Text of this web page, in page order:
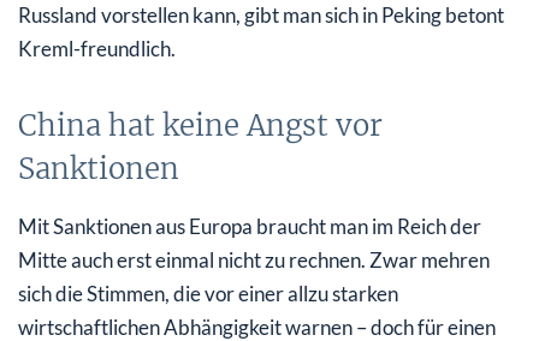
Russland vorstellen kann, gibt man sich in Peking betont
Kreml-freundlich.
China hat keine Angst vor
Sanktionen
Mit Sanktionen aus Europa braucht man im Reich der
Mitte auch erst einmal nicht zu rechnen. Zwar mehren
sich die Stimmen, die vor einer allzu starken
wirtschaftlichen Abhängigkeit warnen – doch für einen